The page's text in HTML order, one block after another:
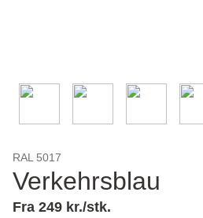
RAL 5017
Verkehrsblau
Fra 249 kr./stk.